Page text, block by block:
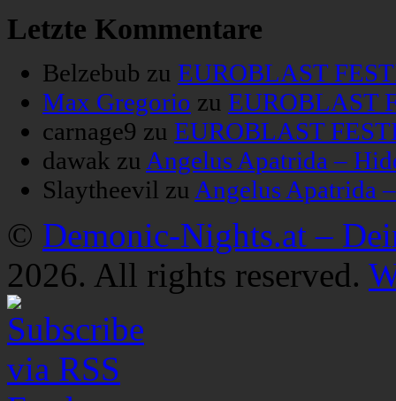
Letzte Kommentare
Belzebub zu EUROBLAST
Max Gregorio zu EUROBLAST
carnage9 zu EUROBLAST
dawak zu Angelus Apatrida –
Slaytheevil zu Angelus Apatrida
© Demonic-Nights.at –
2026. All rights reserved.